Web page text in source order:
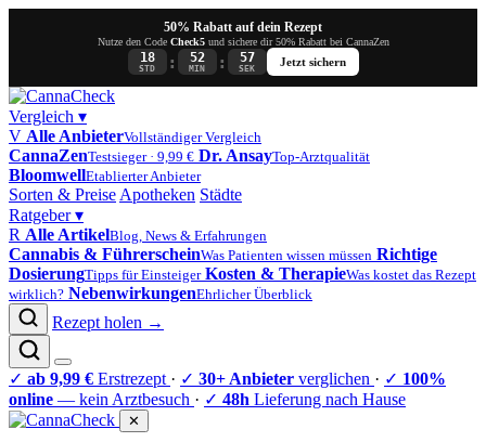
50% Rabatt auf dein Rezept
Nutze den Code Check5und sichere dir 50% Rabatt bei CannaZen
18
STD : 52
MIN : 57
SEK
Jetzt sichern
Vergleich ▾
V Alle AnbieterVollständiger Vergleich
CannaZenTestsieger · 9,99 € Dr. AnsayTop-Arztqualität
BloomwellEtablierter Anbieter
Sorten & Preise Apotheken Städte
Ratgeber▾
R Alle ArtikelBlog, News & Erfahrungen
Cannabis & FührerscheinWas Patienten wissen müssen Richtige
DosierungTipps für Einsteiger Kosten & TherapieWas kostet das Rezept
wirklich? NebenwirkungenEhrlicher Überblick
Rezept holen →
✓ ab 9,99 € Erstrezept · ✓ 30+ Anbieter verglichen · ✓ 100%
online — kein Arztbesuch · ✓ 48h Lieferung nach Hause
✕